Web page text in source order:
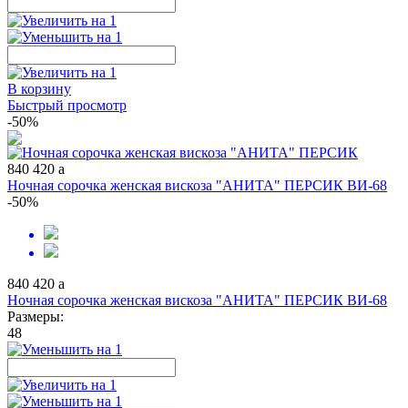
В корзину
Быстрый просмотр
-50%
840 420 a
Ночная сорочка женская вискоза "АНИТА" ПЕРСИК ВИ-68
-50%
840 420 a
Ночная сорочка женская вискоза "АНИТА" ПЕРСИК ВИ-68
Размеры:
48